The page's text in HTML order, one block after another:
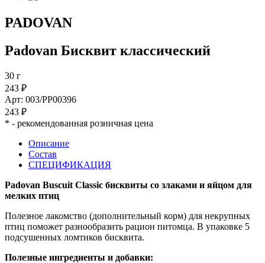
PADOVAN
Padovan Бисквит классический
30 г
243 ₽
Арт: 003/PP00396
243 ₽
* - рекомендованная розничная цена
Описание
Состав
СПЕЦИФИКАЦИЯ
Padovan Buscuit Classic бисквиты со злаками и яйцом для
мелких птиц
Полезное лакомство (дополнительный корм) для некрупных
птиц поможет разнообразить рацион питомца. В упаковке 5
подсушенных ломтиков бисквита.
Полезные ингредиенты и добавки: